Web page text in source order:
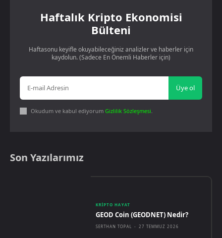
Haftalık Kripto Ekonomisi
Bülteni
Haftasonu keyifle okuyabileceğiniz analizler ve haberler için
kaydolun. (Sadece En Önemli Haberler için)
Üye ol
Okudum ve kabul ediyorum Gizlilik Sözleşmesi.
Son Yazılarımız
KRIPTO HAYAT
GEOD Coin (GEODNET) Nedir?
SERTHAN TOPAL - 27 TEMMUZ 2026